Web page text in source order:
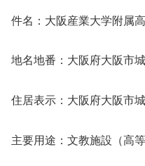
件名：大阪産業大学附属
地名地番：大阪府大阪市
住居表示：大阪府大阪市
主要用途：文教施設（高等